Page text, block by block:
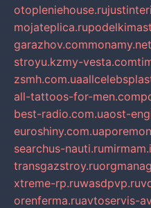
otopleniehouse.ru
mojateplica.ru
garazhov.commonamy.net
stroyu.kzmy-vesta.com
zsmh.com.ua
all-tattoos-for-men.com
best-radio.com.uaost-
euroshiny.com.ua
searchus-nauti.ru
transgazstroy.ru
xtreme-rp.ruwasdpvp.ru
orenferma.ruavtoservis-